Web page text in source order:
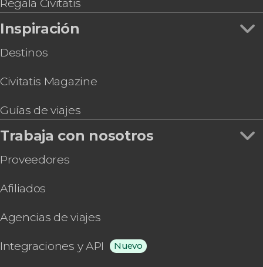
Regala Civitatis
Inspiración
Destinos
Civitatis Magazine
Guías de viajes
Trabaja con nosotros
Proveedores
Afiliados
Agencias de viajes
Integraciones y API Nuevo